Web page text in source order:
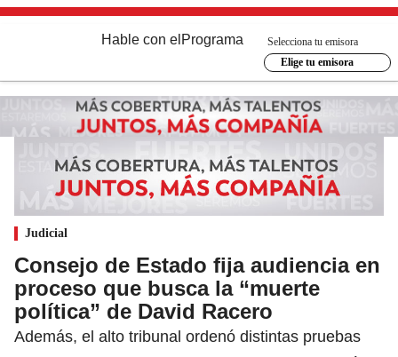
Hable con el Programa
Selecciona tu emisora
Elige tu emisora
Judicial
Consejo de Estado fija audiencia en
proceso que busca la “muerte
política” de David Racero
Además, el alto tribunal ordenó distintas pruebas